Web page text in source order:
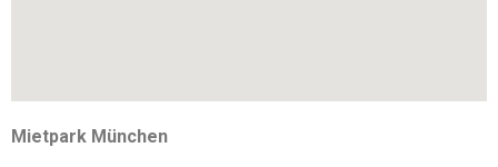
Mietpark München